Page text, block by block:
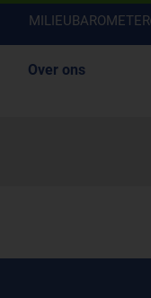
MILIEUBAROMETER
Over ons